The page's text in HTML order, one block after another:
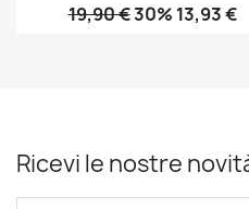
19,90 €30% 13,93 €
Ricevi le nostre